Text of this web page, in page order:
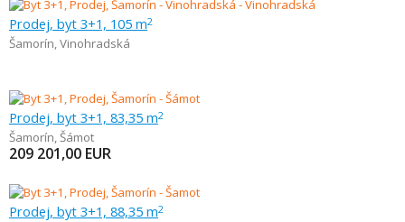
Prodej, byt 3+1, 105 m2
Šamorín,Vinohradská
Prodej, byt 3+1, 83,35 m2
Šamorín,Šámot
209 201,00 EUR
Prodej, byt 3+1, 88,35 m2